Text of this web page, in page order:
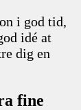
i god tid,
idé at
dig en
fine